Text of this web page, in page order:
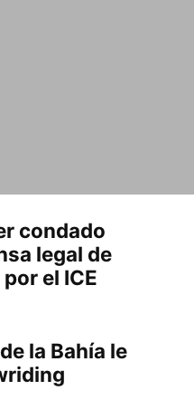
condado
legal de
el ICE
la Bahía le